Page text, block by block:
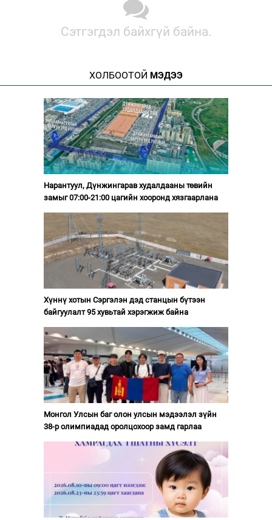
Сэтгэгдэл байхгүй байна.
ХОЛБООТОЙ МЭДЭЭ
Нарантуул, Дүнжингарав худалдааны төвийн
замыг 07:00-21:00 цагийн хооронд хязгаарлана
Хүннү хотын Сэргэлэн дэд станцын бүтээн
байгуулалт 95 хувьтай хэрэгжиж байна
Монгол Улсын баг олон улсын мэдээлэл зүйн
38-р олимпиадад оролцохоор замд гарлаа